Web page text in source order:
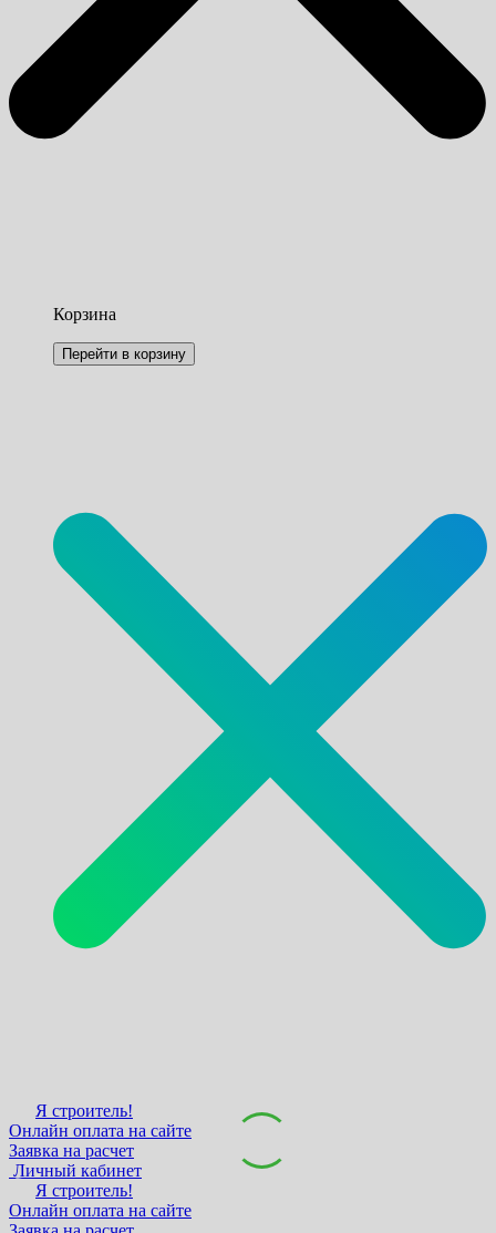
Корзина
Перейти в корзину
Я строитель!
Онлайн оплата на сайте
Заявка на расчет
Личный кабинет
Я строитель!
Онлайн оплата на сайте